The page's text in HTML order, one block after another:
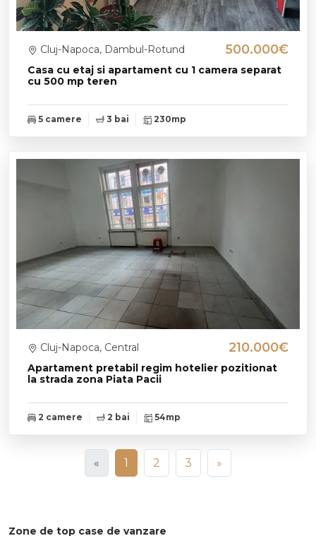
Casa cu etaj si apartament cu 1 camera separat
cu 500 mp teren
Cluj-Napoca, Dambul-Rotund 500.000€
5 camere 3 bai 230mp
Apartament pretabil regim hotelier pozitionat
la strada zona Piata Pacii
Cluj-Napoca, Central 210.000€
2 camere 2 bai 54mp
« 1 2 3 »
Zone de top case de vanzare